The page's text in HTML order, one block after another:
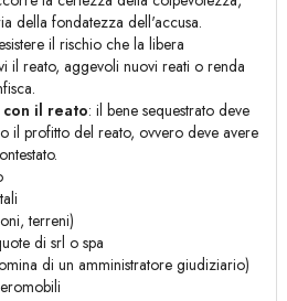
della fondatezza dell'accusa.
il rischio che la libera
il reato, aggevoli nuovi reati o renda
il reato: il bene sequestrato deve
il profitto del reato, ovvero deve avere
terreni)
di srl o spa
di un amministratore giudiziario)